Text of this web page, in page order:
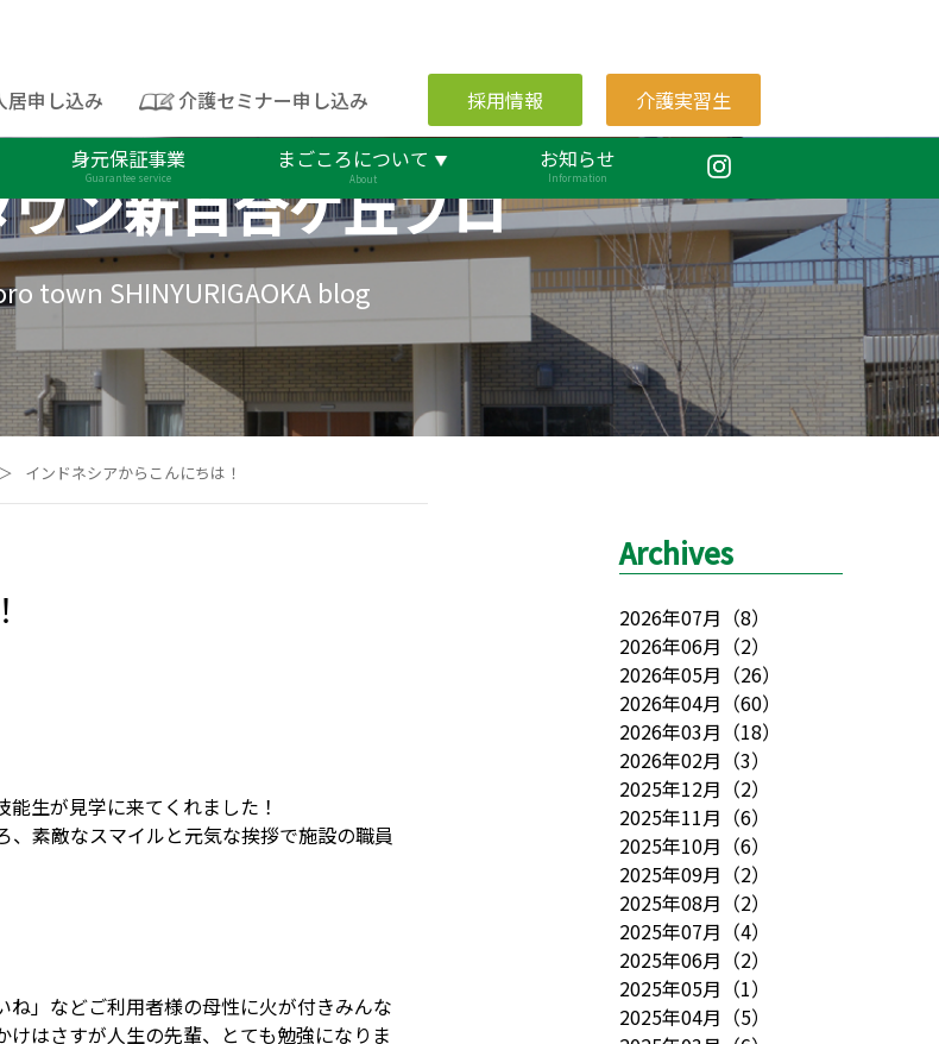
居申し込み 介護セミナー申し込み 採用情報 介護実習生
身元保証事業
Guarantee service
まごころについて
About
お知らせ
Information
ン新百合ケ丘ブロ
town SHINYURIGAOKA blog
＞ インドネシアからこんにちは！
生が見学に来てくれました！
素敵なスマイルと元気な挨拶で施設の職員
ね」などご利用者様の母性に火が付きみんな
はさすが人生の先輩、とても勉強になりま
Archives
2026年07月 （8）
2026年06月 （2）
2026年05月 （26）
2026年04月 （60）
2026年03月 （18）
2026年02月 （3）
2025年12月 （2）
2025年11月 （6）
2025年10月 （6）
2025年09月 （2）
2025年08月 （2）
2025年07月 （4）
2025年06月 （2）
2025年05月 （1）
2025年04月 （5）